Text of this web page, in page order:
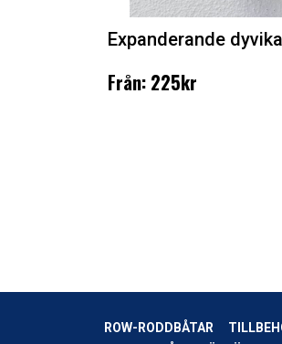
Expanderande
Från: 225kr
ROW-RODDBÅTAR